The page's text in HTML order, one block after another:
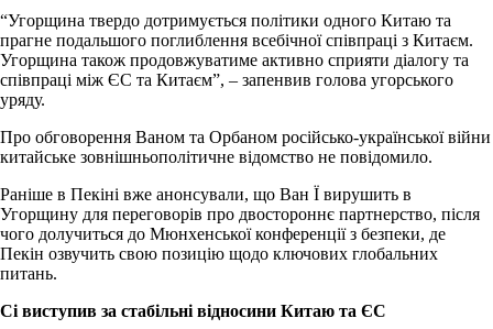
“Угорщина твердо дотримується політики одного Китаю та
прагне подальшого поглиблення всебічної співпраці з Китаєм.
Угорщина також продовжуватиме активно сприяти діалогу та
співпраці між ЄС та Китаєм”, – запенвив голова угорського
уряду.
Про обговорення Ваном та Орбаном російсько-української війни
китайське зовнішньополітичне відомство не повідомило.
Раніше в Пекіні вже анонсували, що Ван Ї вирушить в
Угорщину для переговорів про двостороннє партнерство, після
чого долучиться до Мюнхенської конференції з безпеки, де
Пекін озвучить свою позицію щодо ключових глобальних
питань.
Сі виступив за стабільні відносини Китаю та ЄС